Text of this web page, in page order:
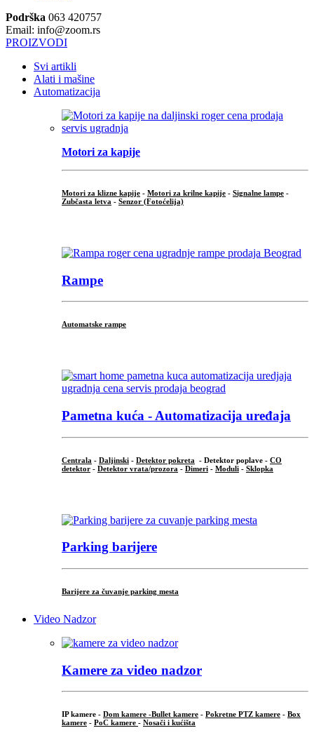
Podrška 063 420757
Email: info@zoom.rs
PROIZVODI
Svi artikli
Alati i mašine
Automatizacija
Motori za kapije
Motori za klizne kapije - Motori za krilne kapije - Signalne lampe -
Zubčasta letva - Senzor (Fotoćelija)
Rampe
Automatske rampe
Pametna kuća - Automatizacija uređaja
Centrala - Daljinski - Detektor pokreta - Detektor poplave - CO
detektor - Detektor vrata/prozora - Dimeri - Moduli - Sklopka
Parking barijere
Barijere za čuvanje parking mesta
Video Nadzor
Kamere za video nadzor
IP kamere - Dom kamere -Bullet kamere - Pokretne PTZ kamere - Box
kamere - PoC kamere - Nosači i kućišta